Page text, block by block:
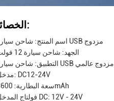
الخصائص:
اسم المنتج: شاحن سيارة USB مزدوج
الجهد: شاحن سيارة 12 فولت
التطبيق: شاحن سيارة USB مزدوج عالمي
مدخل: DC12-24V
سعة البطارية: 3600mAh
فولتاج المدخل DC: 12V - 24V